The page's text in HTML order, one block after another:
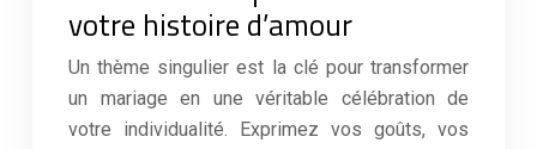
votre histoire d’amour
Un thème singulier est la clé pour transformer
un mariage en une véritable célébration de
votre individualité. Exprimez vos goûts, vos